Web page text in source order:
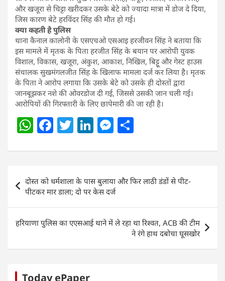
और खजूरा से चिट्टा खरीदकर उसके बेटे को ज्यादा मात्रा में डोज दे दिया,
जिस कारण बेटे हरविंदर सिंह की मौत हो गई।
क्या कहती है पुलिस
थाना कैनाल कालोनी के एसएचओ एसआइ हरजीवन सिंह ने बताया कि
इस मामले में मृतक के पिता हरजीत सिंह के बयान पर आरोपी युवक
विशाल, विकास, खजूरा, अंकुश, आकाश, निखिल, बिट्टू और गेस्ट हाउस
संचालक सुखमंगलजीत सिंह के खिलाफ मामला दर्ज कर लिया है। मृतक
के पिता ने आरोप लगाया कि उसके बेटे को उसके ही दोस्तों द्वारा
जानबूझकर नशे की ओवरडोज दी गई, जिससे उसकी जान चली गई।
आरोपियों की गिरफ्तारी के लिए छापेमारी की जा रही है।
W
at
s
A
p
p
F
c
e
b
o
o
T
itt
er
Li
k
e
dI
n
M
ss
e
n
g
er
ar
e
Post
navigation
दोस्त को धर्मशाला के पास बुलाया और फिर लाठी डंडों से पीट-
पीटकर मार डाला; दो पर केस दर्ज
हरियाणा पुलिस का एएसआई थाने में ले रहा था रिश्वत, ACB की टीम
ने रंगे हाथ दबोचा घूसखोर
Today ePaper